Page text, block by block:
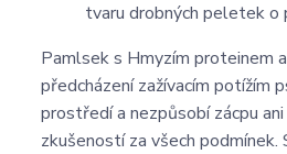
tvaru drobných peletek o
Pamlsek s Hmyzím proteinem
předcházení zažívacím potížím
prostředí a nezpůsobí zácpu
zkušeností za všech